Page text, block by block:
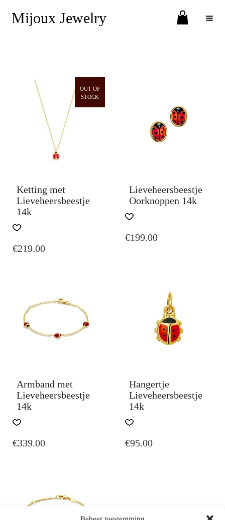
Mijoux Jewelry Toggle Menu
OUT OF
STOCK
Ketting met
Lieveheersbeestje
14k
€219.00
Lieveheersbeestje
Oorknoppen 14k
€199.00
Armband met
Lieveheersbeestje
14k
€339.00
Hangertje
Lieveheersbeestje
14k
€95.00